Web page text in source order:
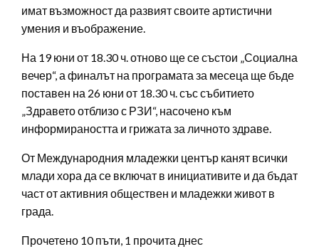
имат възможност да развият своите артистични
умения и въображение.
На 19 юни от 18.30 ч. отново ще се състои „Социална
вечер“, а финалът на програмата за месеца ще бъде
поставен на 26 юни от 18.30 ч. със събитието
„Здравето отблизо с РЗИ“, насочено към
информираността и грижата за личното здраве.
От Международния младежки център канят всички
млади хора да се включат в инициативите и да бъдат
част от активния обществен и младежки живот в
града.
Прочетено 10 пъти, 1 прочита днес